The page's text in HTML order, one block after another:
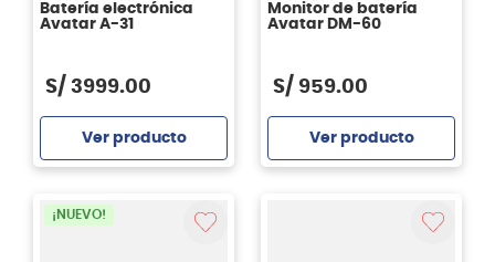
Batería electrónica
Avatar A-31
S/ 3999.00
Ver producto
Monitor de batería
Avatar DM-60
S/ 959.00
Ver producto
¡NUEVO!